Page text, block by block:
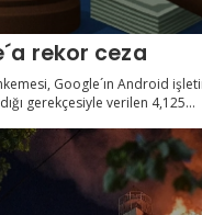
rekor ceza
Google´ın Android
gerekçesiyle verilen 4,125...